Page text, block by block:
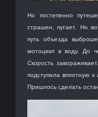
Но постепенно
страшен, пугает. Но
путь объезда
мотоцикл в воду. До
Скорость
подступила вплотную к
Пришлось сделать